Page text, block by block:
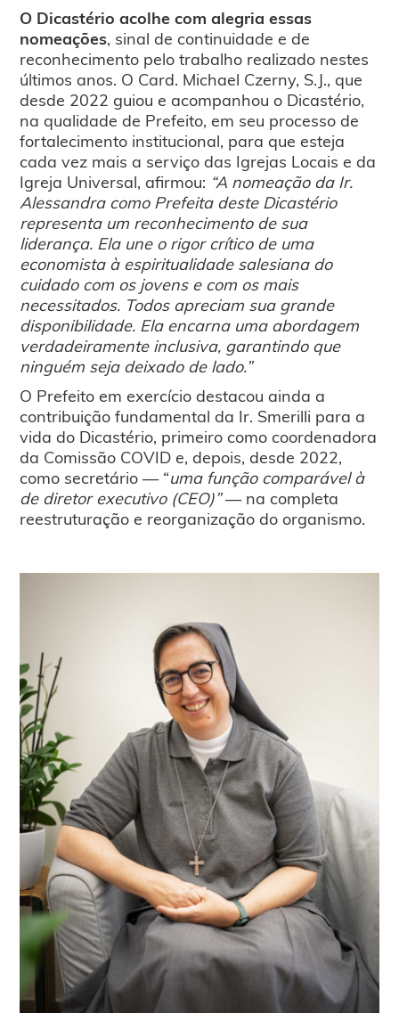
O Dicastério acolhe com alegria essas
nomeações, sinal de continuidade e de
reconhecimento pelo trabalho realizado nestes
últimos anos. O Card. Michael Czerny, S.J., que
desde 2022 guiou e acompanhou o Dicastério,
na qualidade de Prefeito, em seu processo de
fortalecimento institucional, para que esteja
cada vez mais a serviço das Igrejas Locais e da
Igreja Universal, afirmou: “A nomeação da Ir.
Alessandra como Prefeita deste Dicastério
representa um reconhecimento de sua
liderança. Ela une o rigor crítico de uma
economista à espiritualidade salesiana do
cuidado com os jovens e com os mais
necessitados. Todos apreciam sua grande
disponibilidade. Ela encarna uma abordagem
verdadeiramente inclusiva, garantindo que
ninguém seja deixado de lado.”
O Prefeito em exercício destacou ainda a
contribuição fundamental da Ir. Smerilli para a
vida do Dicastério, primeiro como coordenadora
da Comissão COVID e, depois, desde 2022,
como secretário — “uma função comparável à
de diretor executivo (CEO)”— na completa
reestruturação e reorganização do organismo.